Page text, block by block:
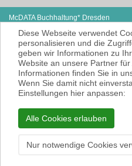
McDATA Buchhaltung* Dresden
01187 Dresden
McDATA ist eine sehr gute Alternative
Ihrem Steuerberater zur Erbringung
laufenden Finanz- und
* = Erbracht werden nur
gemäß § 6 Nr. 3+4
KEINE Rechts- und/oder
Impressum
Diese Webseite verwendet
personalisieren und die
geben wir Informationen zu
Website an unsere Partner
Informationen finden Sie in
Wenn Sie damit nicht
Einstellungen hier anpassen:
Alle Cookies erlauben
Nur notwendige Cookies